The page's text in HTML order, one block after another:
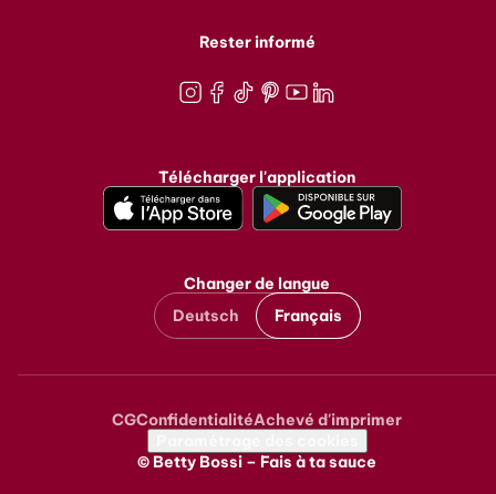
Rester informé
Télécharger l'application
Changer de langue
Deutsch
Français
Metanavigation
CGConfidentialitéAchevé d'imprimer
© Betty Bossi – Fais à ta sauce